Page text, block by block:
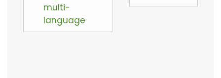
multi-
language